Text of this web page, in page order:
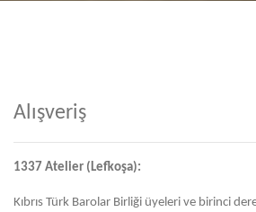
Alışveriş
1337 Atelier (Lefkoşa):
Kıbrıs Türk Barolar Birliği üyeleri ve birinci